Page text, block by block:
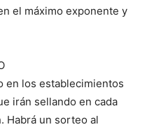
el máximo exponente y
en los establecimientos
irán sellando en cada
Habrá un sorteo al